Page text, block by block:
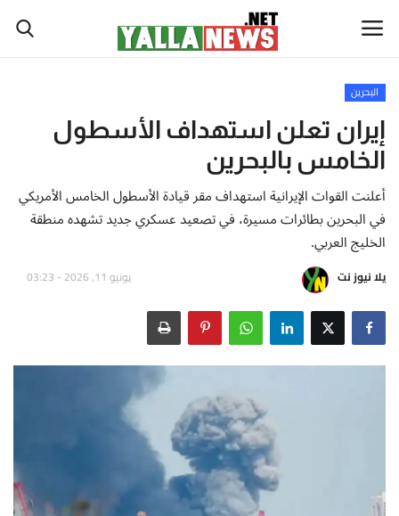
أخبار العالم
أخبار الوطن العربي
سياسة واقتصاد
رياضة
تكنولوجيا وعلوم
أطباق من المطابخ العربية
سياحة وسفر
البحرين
إيران تعلن استهداف الأسطول
الخامس بالبحرين
أعلنت القوات الإيرانية استهداف مقر قيادة الأسطول الخامس الأمريكي
في البحرين بطائرات مسيرة، في تصعيد عسكري جديد تشهده منطقة
الخليج العربي.
يلا نيوز نت يونيو 11, 2026 - 03:23